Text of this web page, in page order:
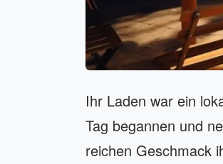
Ihr Laden war ein
Tag begannen und
reichen Geschmack